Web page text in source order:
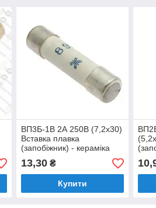
ВП3Б-1В 2А 250В (7,2x30)
Вставка плавка
(запобіжник) - кераміка
13,30₴
Купити